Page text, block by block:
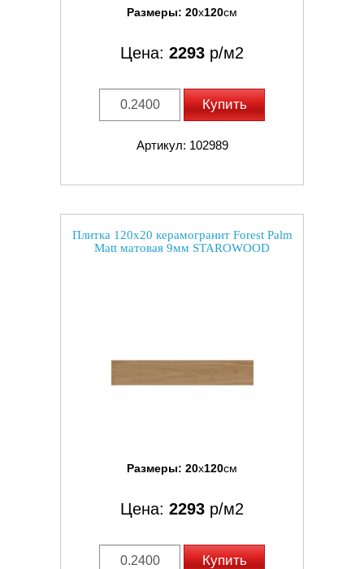
Размеры: 20x120см
Цена: 2293 р/м2
Купить
Артикул: 102989
Плитка 120x20 керамогранит Forest Palm
Matt матовая 9мм STAROWOOD
Размеры: 20x120см
Цена: 2293 р/м2
Купить